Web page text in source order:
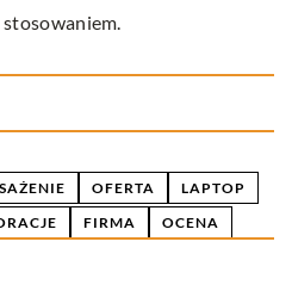
OFERTA
LAPTOP
FIRMA OCENA